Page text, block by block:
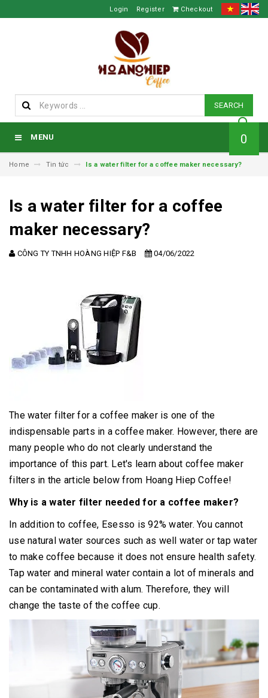
Login Register Checkout
SEARCH
MENU 0
Home Tin tức Is a water filter for a coffee maker necessary?
Is a water filter for a coffee
maker necessary?
CÔNG TY TNHH HOÀNG HIỆP F&B 04/06/2022
The water filter for a coffee maker is one of the
indispensable parts in a coffee maker. However, there are
many people who do not clearly understand the
importance of this part. Let's learn about coffee maker
filters in the article below from Hoang Hiep Coffee!
Why is a water filter needed for a coffee maker?
In addition to coffee, Esesso is 92% water. You cannot
use natural water sources such as well water or tap water
to make coffee because it does not ensure health safety.
Tap water and mineral water contain a lot of minerals and
can be contaminated with alum. Therefore, they will
change the taste of the coffee cup.